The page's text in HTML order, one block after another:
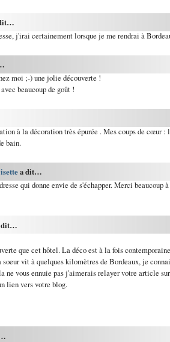
j'irai certainement lorsque je me rendrai à
moi ;-) une jolie découverte !
beaucoup de goût !
à la décoration très épurée . Mes coups de cœur
bain.
a dit…
qui donne envie de s'échapper. Merci beaucoup
que cet hôtel. La déco est à la fois
vit à quelques kilomètres de Bordeaux, je
ne vous ennuie pas j'aimerais relayer votre article
lien vers votre blog.